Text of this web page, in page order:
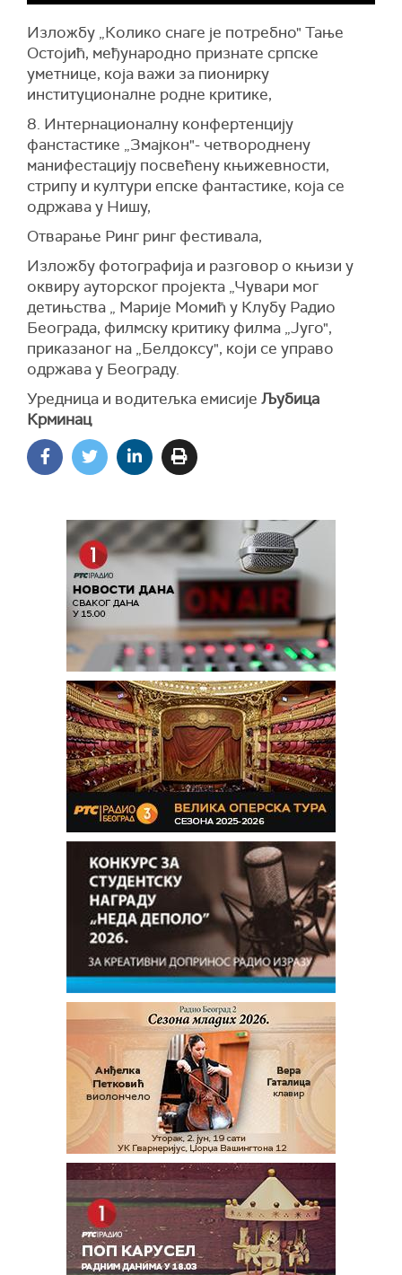
Изложбу „Колико снаге је потребно" Тање
Остојић, међународно признате српске
уметнице, која важи за пионирку
институционалне родне критике,
8. Интернационалну конфертенцију
фанстастике „Змајкон"- четвороднену
манифестацију посвећену књижевности,
стрипу и култури епске фантастике, која се
одржава у Нишу,
Отварање Ринг ринг фестивала,
Изложбу фотографија и разговор о књизи у
оквиру ауторског пројекта „Чувари мог
детињства „ Марије Момић у Клубу Радио
Београда, филмску критику филма „Југо",
приказаног на „Белдоксу", који се управо
одржава у Београду.
Уредница и водитељка емисије Љубица
Крминац